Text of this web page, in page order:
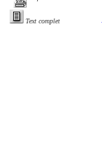
Text complet